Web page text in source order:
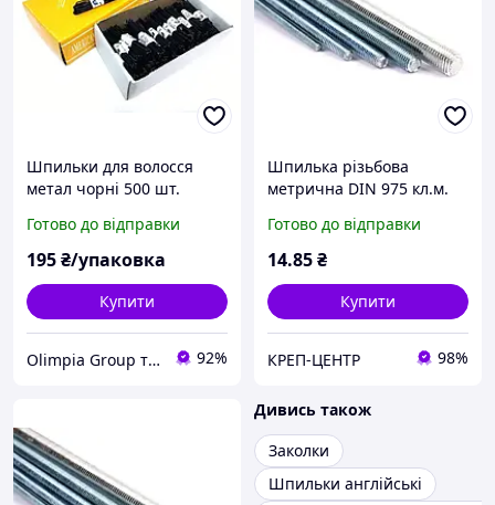
Шпильки для волосся
метал чорні 500 шт.
Готово до відправки
195₴/упаковка
Купити
Olimpia Group товари для побуту та сувеніри 92%
Шпилька різьбова
метрична DIN 975 кл.м.
Готово до відправки
14.85₴
Купити
КРЕП-ЦЕНТР 98%
Дивись також
Заколки
Шпильки англійські